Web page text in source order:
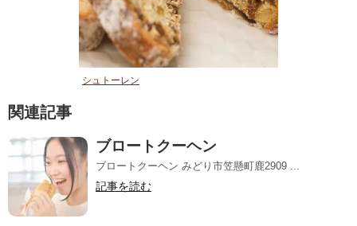
シュトーレン
関連記事
ブロートクーヘン
ブロートクーヘン みどり市笠懸町鹿2909 ...
記事を読む